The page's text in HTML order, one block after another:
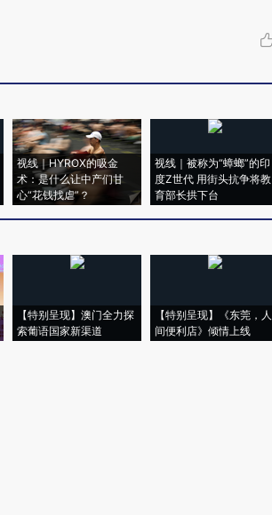
视线｜HYROX的吸金
术：是什么让中产们甘
心“花钱找虐”？
视线｜被称为“蟑螂”的印
度Z世代 用街头抗争将教
育部长拱下台
【特别呈现】澳门全力探
索葡语国家新渠道
【特别呈现】《东莞，人
间便利店》倾情上线